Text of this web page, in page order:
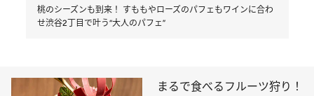
桃のシーズンも到来！ すももやローズのパフェもワインに合わ
せ渋谷2丁目で叶う“大人のパフェ”
まるで食べるフルーツ狩り！